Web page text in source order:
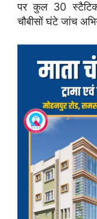
पर कुल 30
चौबीसों घंटे जांच